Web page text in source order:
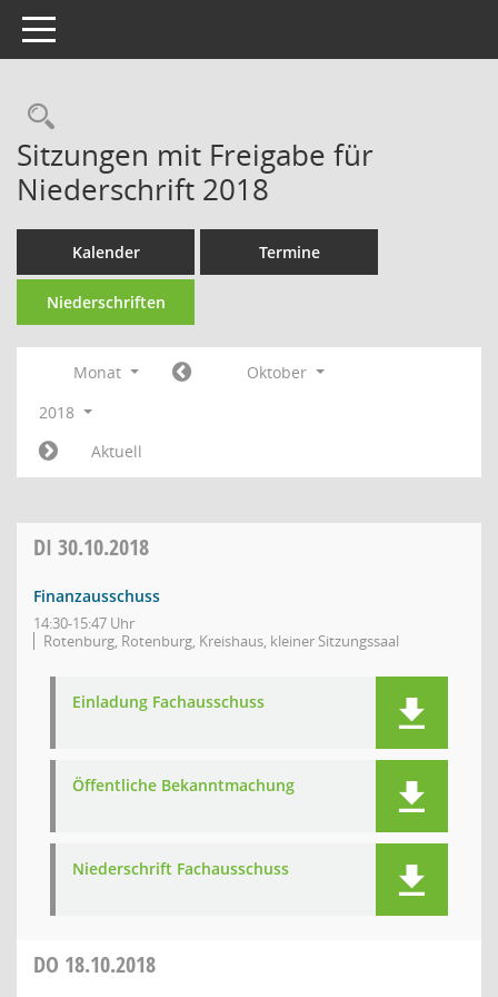
Toggle navigation
Rechercheauswahl
Sitzungen mit Freigabe für
Niederschrift 2018
Kalender Termine
Niederschriften
Monat
Oktober
2018
Aktuell
DI 30.10.2018
Finanzausschuss
14:30-15:47 Uhr
Rotenburg, Rotenburg, Kreishaus, kleiner Sitzungssaal
Einladung Fachausschuss
Öffentliche Bekanntmachung
Niederschrift Fachausschuss
DO 18.10.2018